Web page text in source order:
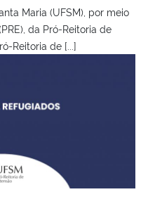
Maria (UFSM), por meio
da Pró-Reitoria de
Reitoria de [...]